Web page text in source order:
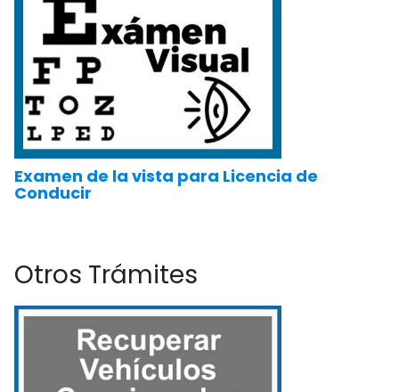
Examen de la vista para Licencia de
Conducir
Otros Trámites